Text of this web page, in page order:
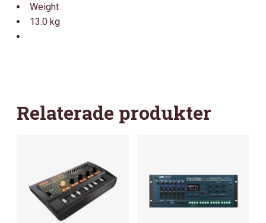
Weight
13.0 kg
Relaterade produkter